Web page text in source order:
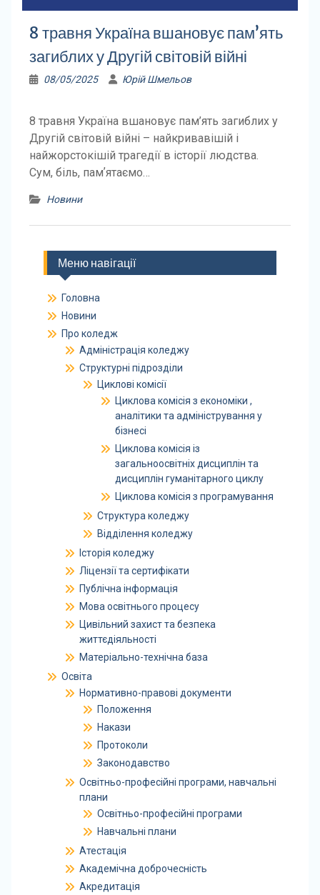
8 травня Україна вшановує пам’ять
загиблих у Другій світовій війні
08/05/2025 Юрій Шмельов
8 травня Україна вшановує пам’ять загиблих у
Другій світовій війні – найкривавішій і
найжорстокішій трагедії в історії людства.
Сум, біль, памʼятаємо…
Новини
Меню навігації
Головна
Новини
Про коледж
Адміністрація коледжу
Структурні підрозділи
Циклові комісії
Циклова комісія з економіки ,
аналітики та адміністрування у
бізнесі
Циклова комісія із
загальноосвітніх дисциплін та
дисциплін гуманітарного циклу
Циклова комісія з програмування
Структура коледжу
Відділення коледжу
Історія коледжу
Ліцензії та сертифікати
Публічна інформація
Мова освітнього процесу
Цивільний захист та безпека
життєдіяльності
Матеріально-технічна база
Освіта
Нормативно-правові документи
Положення
Накази
Протоколи
Законодавство
Освітньо-професійні програми, навчальні
плани
Освітньо-професійні програми
Навчальні плани
Атестація
Академічна доброчесність
Акредитація